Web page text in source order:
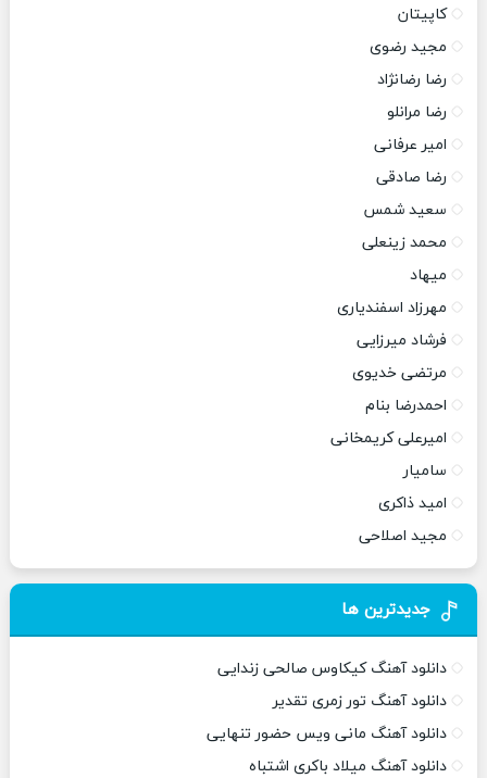
کاپیتان
مجید رضوی
رضا رضانژاد
رضا مرانلو
امیر عرفانی
رضا صادقی
سعید شمس
محمد زینعلی
میهاد
مهرزاد اسفندیاری
فرشاد میرزایی
مرتضی خدیوی
احمدرضا بنام
امیرعلی کریمخانی
سامیار
امید ذاکری
مجید اصلاحی
جدیدترین ها
دانلود آهنگ کیکاوس صالحی زندایی
دانلود آهنگ تور زمری تقدیر
دانلود آهنگ مانی ویس حضور تنهایی
دانلود آهنگ میلاد باکری اشتباه